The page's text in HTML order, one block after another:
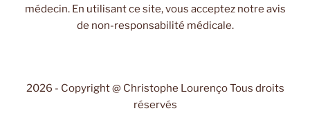
médecin. En utilisant ce site, vous acceptez notre avis
de non-responsabilité médicale.
2026 - Copyright @ Christophe Lourenço Tous droits
réservés